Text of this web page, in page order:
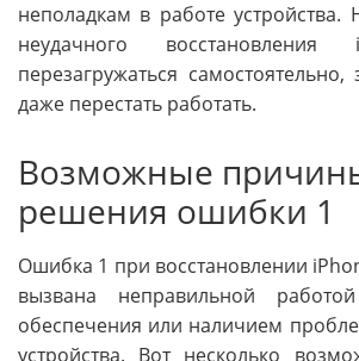
неполадкам в работе устройства.
неудачного
перезагружаться самостоятельно,
даже перестать работать.
Возможные
решения ошибки 1
Ошибка 1 при восстановлении
вызвана неправильной
обеспечения или наличием
устройства. Вот несколько